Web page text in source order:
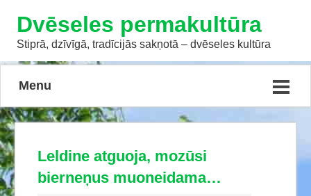
Dvēseles permakultūra
Stiprā, dzīvīgā, tradīcijās sakņotā – dvēseles kultūra
Menu
Leldine atguoja, mozūsi
bierneņus muoneidama…